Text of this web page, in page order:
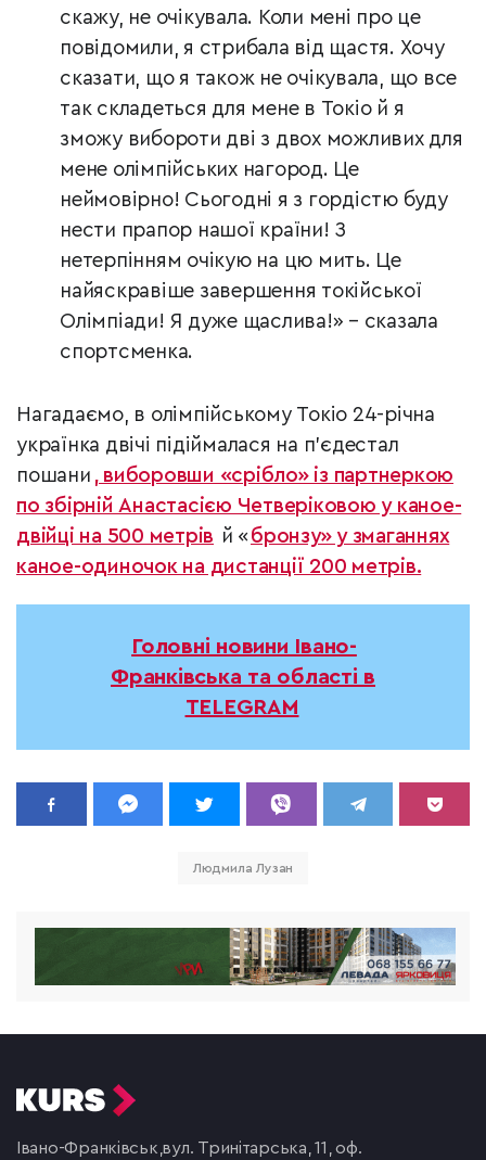
скажу, не очікувала. Коли мені про це
повідомили, я стрибала від щастя. Хочу
сказати, що я також не очікувала, що все
так складеться для мене в Токіо й я
зможу вибороти дві з двох можливих для
мене олімпійських нагород. Це
неймовірно! Сьогодні я з гордістю буду
нести прапор нашої країни! З
нетерпінням очікую на цю мить. Це
найяскравіше завершення токійської
Олімпіади! Я дуже щаслива!» – сказала
спортсменка.
Нагадаємо, в олімпійському Токіо 24-річна
українка двічі підіймалася на п’єдестал
пошани , виборовши «срібло» із партнеркою
по збірній Анастасією Четверіковою у каное-
двійці на 500 метрів й «бронзу» у змаганнях
каное-одиночок на дистанції 200 метрів.
Головні новини Івано-
Франківська та області в
TELEGRAM
Людмила Лузан
Івано-Франківськ,вул. Тринітарська, 11, оф.